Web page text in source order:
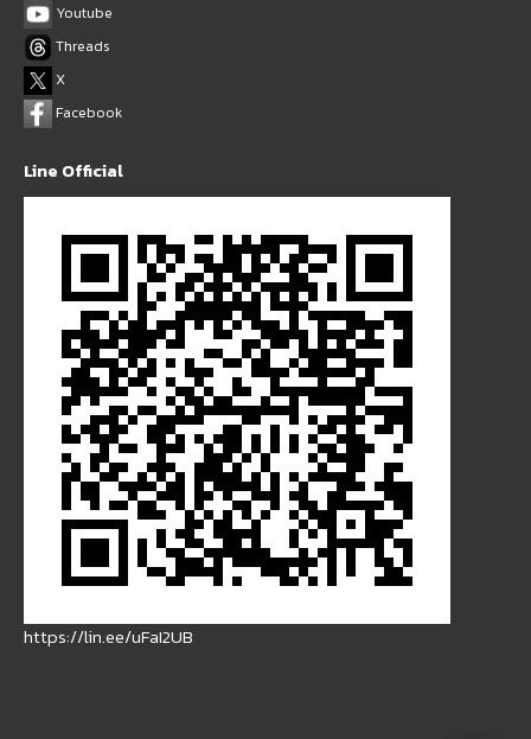
Youtube
Threads
X
Facebook
Line Official
https://lin.ee/uFaI2UB